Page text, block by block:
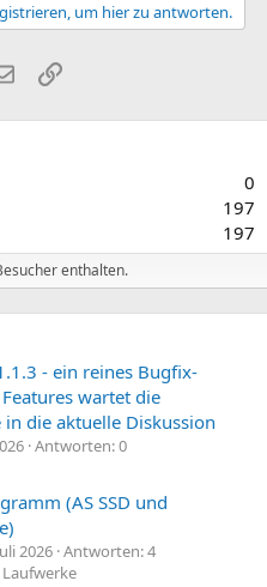
um hier zu antworten.
E-MailLink
0
197
197
enthalten.
- ein reines Bugfix-
wartet die
die aktuelle Diskussion
Antworten: 0
(AS SSD und
2026 Antworten: 4